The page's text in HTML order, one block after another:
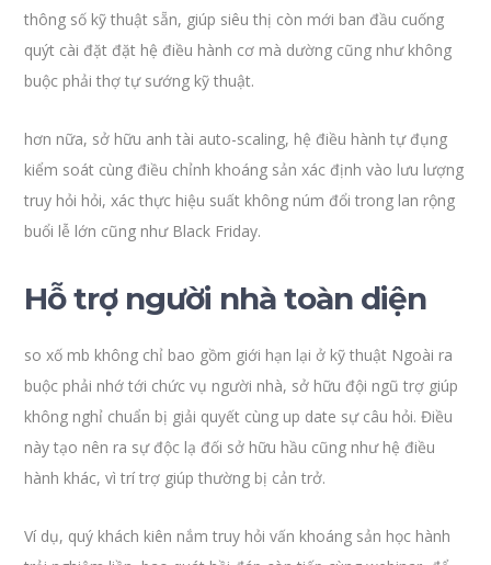
thông số kỹ thuật sẵn, giúp siêu thị còn mới ban đầu cuống
quýt cài đặt đặt hệ điều hành cơ mà dường cũng như không
buộc phải thợ tự sướng kỹ thuật.
hơn nữa, sở hữu anh tài auto-scaling, hệ điều hành tự đụng
kiểm soát cùng điều chỉnh khoáng sản xác định vào lưu lượng
truy hỏi hỏi, xác thực hiệu suất không núm đổi trong lan rộng
buổi lễ lớn cũng như Black Friday.
Hỗ trợ người nhà toàn diện
so xố mb không chỉ bao gồm giới hạn lại ở kỹ thuật Ngoài ra
buộc phải nhớ tới chức vụ người nhà, sở hữu đội ngũ trợ giúp
không nghỉ chuẩn bị giải quyết cùng up date sự câu hỏi. Điều
này tạo nên ra sự độc lạ đối sở hữu hầu cũng như hệ điều
hành khác, vì trí trợ giúp thường bị cản trở.
Ví dụ, quý khách kiên nắm truy hỏi vấn khoáng sản học hành